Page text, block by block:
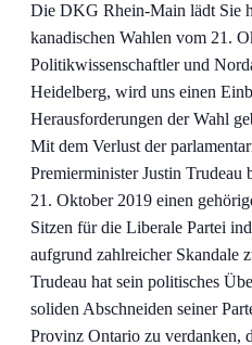
Die DKG Rhein-Main lädt Sie
kanadischen Wahlen vom 21.
Politikwissenschaftler und
Heidelberg, wird uns einen
Herausforderungen der Wahl
Mit dem Verlust der
Premierminister Justin
21. Oktober 2019 einen
Sitzen für die Liberale Partei
aufgrund zahlreicher Skandale
Trudeau hat sein politisches
soliden Abschneiden seiner
Provinz Ontario zu verdanken,